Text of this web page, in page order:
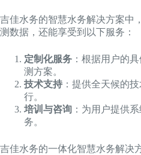
吉佳水务的智慧水务解决方案中
测数据，还能享受到以下服务：
定制化服务 ：根据用户的
测方案。
技术支持 ：提供全天候的
行。
培训与咨询 ：为用户提供
务。
吉佳水务的一体化智慧水务解决